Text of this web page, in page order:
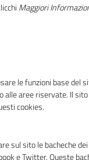
Maggiori
le funzioni base del
alle aree riservate. Il
cookies.
sul sito le bacheche
e Twitter. Queste